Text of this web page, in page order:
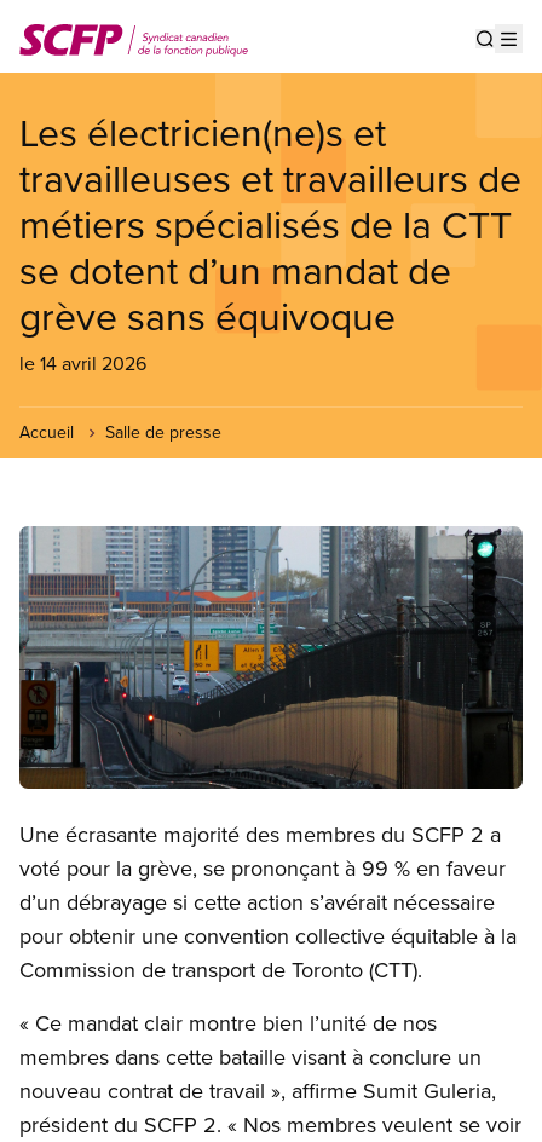
au
contenu
Les électricien(ne)s et
travailleuses et travailleurs de
métiers spécialisés de la CTT
se dotent d’un mandat de
grève sans équivoque
le 14 avril 2026
Accueil Salle de presse
Image
Une écrasante majorité des membres du SCFP 2 a
voté pour la grève, se prononçant à 99 % en faveur
d’un débrayage si cette action s’avérait nécessaire
pour obtenir une convention collective équitable à la
Commission de transport de Toronto (CTT).
« Ce mandat clair montre bien l’unité de nos
membres dans cette bataille visant à conclure un
nouveau contrat de travail », affirme Sumit Guleria,
président du SCFP 2. « Nos membres veulent se voir